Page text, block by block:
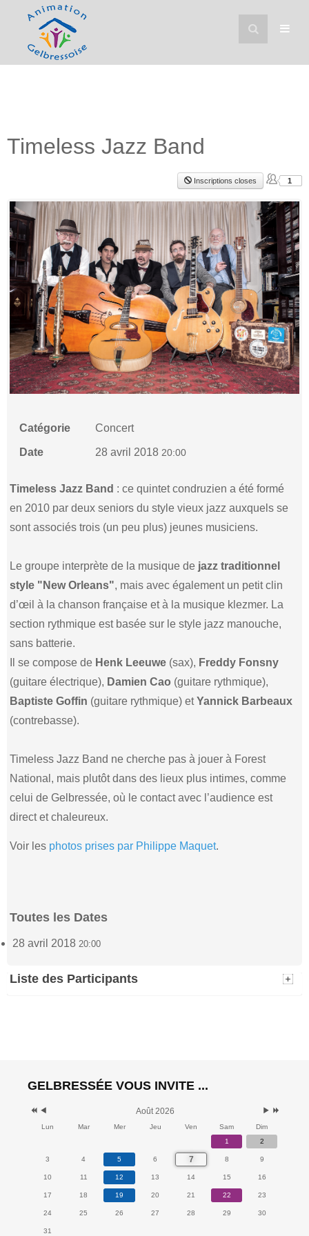
Timeless Jazz Band
Inscriptions closes 1
Catégorie Concert
Date 28 avril 2018 20:00
Timeless Jazz Band : ce quintet condruzien a été formé
en 2010 par deux seniors du style vieux jazz auxquels se
sont associés trois (un peu plus) jeunes musiciens.
Le groupe interprète de la musique de jazz traditionnel
style "New Orleans", mais avec également un petit clin
d’œil à la chanson française et à la musique klezmer. La
section rythmique est basée sur le style jazz manouche,
sans batterie.
Il se compose de Henk Leeuwe (sax), Freddy Fonsny
(guitare électrique), Damien Cao (guitare rythmique),
Baptiste Goffin (guitare rythmique) etYannick Barbeaux
(contrebasse).
Timeless Jazz Band ne cherche pas à jouer à Forest
National, mais plutôt dans des lieux plus intimes, comme
celui de Gelbressée, où le contact avec l’audience est
direct et chaleureux.
Voir les photos prises par Philippe Maquet.
Toutes les Dates
28 avril 2018 20:00
Liste des Participants
GELBRESSÉE VOUS INVITE ...
Août 2026
Lun Mar Mer Jeu Ven Sam
Dim
1
2
3 4 5 6 7 8 9
10 11 12 13 14 15 16
17 18 19 20 21 22 23
24 25 26 27 28 29 30
31